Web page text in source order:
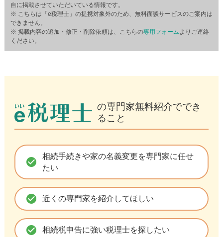
自に掲載させていただいている情報です。
※ こちらは「e税理士」の提携対象外のため、無料面談サービスのご案内は
できません。
※ 掲載内容の追加・修正・削除依頼は、こちらの専用フォーム よりご連絡
ください。
の専門家無料紹介ででき
ること
check_circle
相続手続きや家の名義変更を専門家に任せ
たい
check_circle 近くの専門家を紹介してほしい
check_circle 相続税申告に強い税理士を探したい